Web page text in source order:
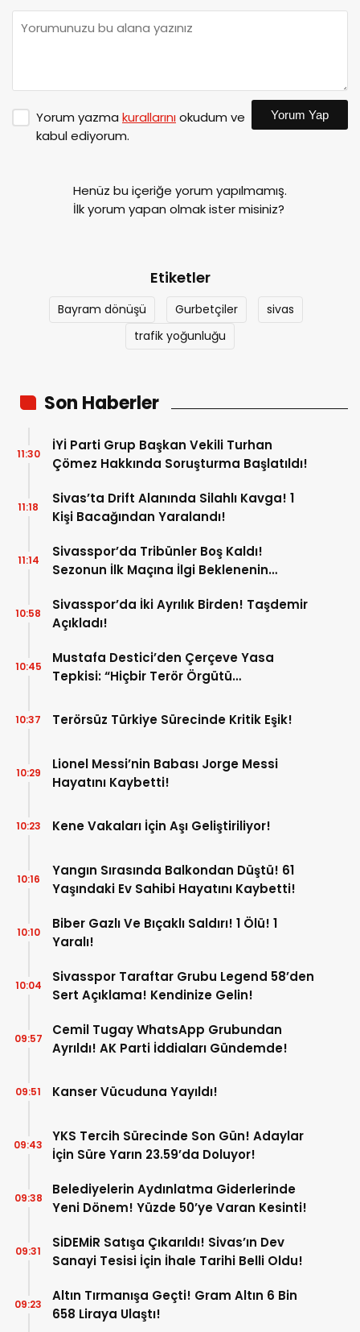
Yorum yazma kurallarınıokudum ve
kabul ediyorum.
Yorum Yap
Henüz bu içeriğe yorum yapılmamış.
İlk yorum yapan olmak ister misiniz?
Etiketler
Bayram dönüşü Gurbetçiler
sivas
trafik yoğunluğu
Son Haberler
İYİ Parti Grup Başkan Vekili Turhan
Çömez Hakkında Soruşturma Başlatıldı!
11:30
Sivas’ta Drift Alanında Silahlı Kavga! 1
Kişi Bacağından Yaralandı!
11:18
Sivasspor’da Tribünler Boş Kaldı!
Sezonun İlk Maçına İlgi Beklenenin
11:14
Sivasspor’da İki Ayrılık Birden! Taşdemir
Açıkladı!
10:58
Mustafa Destici’den Çerçeve Yasa
Tepkisi: “Hiçbir Terör Örgütü
Edilemez”
10:45
Terörsüz Türkiye Sürecinde Kritik Eşik!
10:37
Lionel Messi’nin Babası Jorge Messi
Hayatını Kaybetti!
10:29
Kene Vakaları İçin Aşı Geliştiriliyor!
10:23
Yangın Sırasında Balkondan Düştü! 61
Yaşındaki Ev Sahibi Hayatını Kaybetti!
10:16
Biber Gazlı Ve Bıçaklı Saldırı! 1 Ölü! 1
Yaralı!
10:10
Sivasspor Taraftar Grubu Legend 58’den
Sert Açıklama! Kendinize Gelin!
10:04
Cemil Tugay WhatsApp Grubundan
Ayrıldı! AK Parti İddiaları Gündemde!
09:57
Kanser Vücuduna Yayıldı!
09:51
YKS Tercih Sürecinde Son Gün! Adaylar
İçin Süre Yarın 23.59’da Doluyor!
09:43
Belediyelerin Aydınlatma Giderlerinde
Yeni Dönem! Yüzde 50’ye Varan Kesinti!
09:38
SİDEMİR Satışa Çıkarıldı! Sivas’ın Dev
Sanayi Tesisi İçin İhale Tarihi Belli Oldu!
09:31
Altın Tırmanışa Geçti! Gram Altın 6 Bin
658 Liraya Ulaştı!
09:23